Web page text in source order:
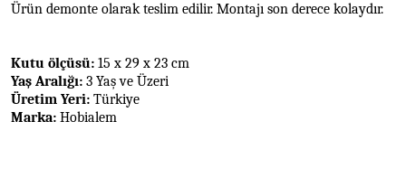
Ürün demonte olarak teslim edilir. Montajı son derece kolaydır.
Kutu ölçüsü: 15 x 29 x 23 cm
Yaş Aralığı: 3 Yaş ve Üzeri
Üretim Yeri: Türkiye
Marka: Hobialem